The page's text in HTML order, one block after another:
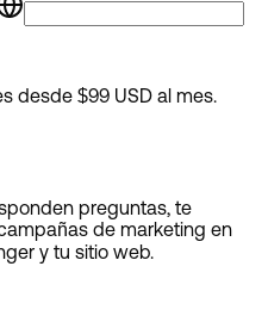
desde $99 USD al mes.
preguntas, te
de marketing en
y tu sitio web.